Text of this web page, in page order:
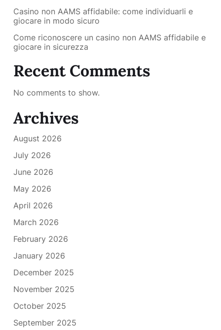
Casino non AAMS affidabile: come individuarli e
giocare in modo sicuro
Come riconoscere un casino non AAMS affidabile e
giocare in sicurezza
Recent Comments
No comments to show.
Archives
August 2026
July 2026
June 2026
May 2026
April 2026
March 2026
February 2026
January 2026
December 2025
November 2025
October 2025
September 2025